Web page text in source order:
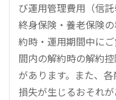
び運用管理費用（信
終身保険・養老保険
約時・運用期間中に
間内の解約時の解約
があります。また、
損失が生じるおそれ